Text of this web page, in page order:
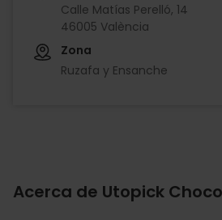
Calle Matías Perelló, 14
46005 València
Zona
Ruzafa y Ensanche
Acerca de Utopick